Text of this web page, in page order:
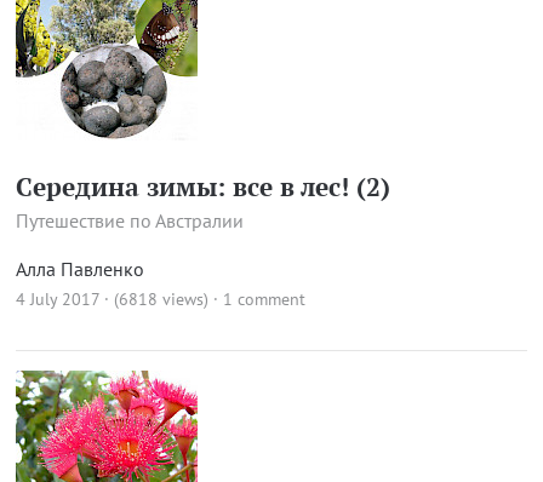
Середина зимы: все в лес! (2)
Путешествие по Австралии
Алла Павленко
4 July 2017 · (6818 views) · 1 comment